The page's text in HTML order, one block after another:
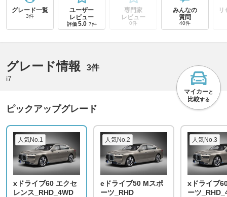
グレード一覧
3件
ユーザー
レビュー
評価 5.0 7件
専門家
レビュー
0件
みんなの
質問
40件
リ
グレード情報 3件
i7
マイカーと
比較する
ピックアップグレード
人気No.1
xドライブ60 エクセ
レンス_RHD_4WD
人気No.2
eドライブ50 Mスポ
ーツ_RHD
人気No.3
xドライブ
ーツ